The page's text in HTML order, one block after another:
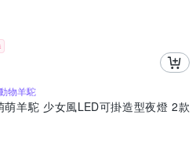
物羊駝
萌羊駝 少女風LED可掛造型夜燈 2款